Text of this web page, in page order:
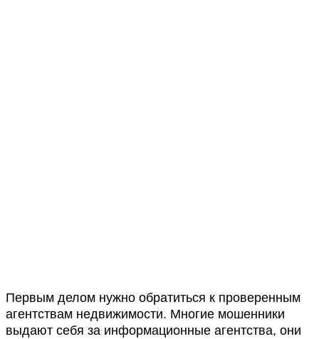
Первым делом нужно обратиться к проверенным
агентствам недвижимости. Многие мошенники
выдают себя за информационные агентства, они